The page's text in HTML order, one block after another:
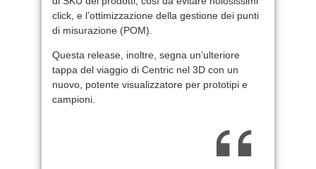
click, e l’ottimizzazione della gestione dei punti
di misurazione (POM).
Questa release, inoltre, segna un’ulteriore
tappa del viaggio di Centric nel 3D con un
nuovo, potente visualizzatore per prototipi e
campioni.